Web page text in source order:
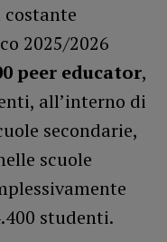
2025/2026
peer educator,
all’interno di
secondarie,
scuole
studenti.